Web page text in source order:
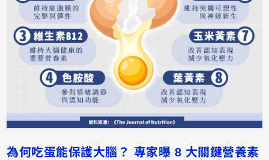
為何吃蛋能保護大腦？ 專家曝 8 大關鍵營養素